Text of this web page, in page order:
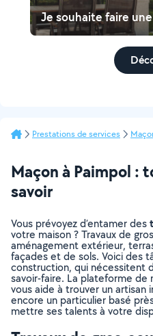
Je souhaite faire
Prestations de services
Maçon à Paimpol :
savoir
Vous prévoyez d’entamer des
votre maison ? Travaux de
aménagement extérieur,
façades et de sols. Voici des
construction, qui nécessitent
savoir-faire. La plateforme de
vous aide à trouver un
encore un particulier basé
mettre ses talents à votre